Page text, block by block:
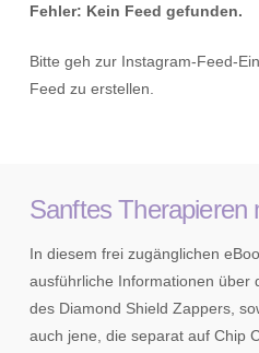
Fehler: Kein Feed gefunden.
Bitte geh zur Instagram-Feed-
Feed zu erstellen.
Sanftes Therapieren
In diesem frei zugänglichen
ausführliche Informationen über
des Diamond Shield Zappers,
auch jene, die separat auf Chip